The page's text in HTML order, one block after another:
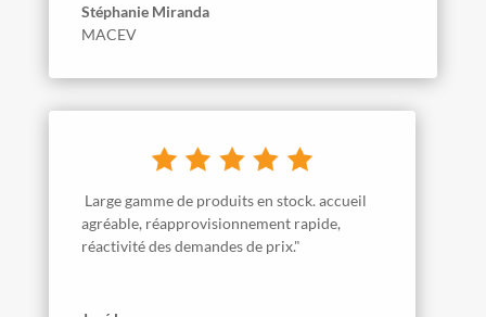
Stéphanie Miranda
MACEV
Large gamme de produits en stock. accueil
agréable, réapprovisionnement rapide,
réactivité des demandes de prix."